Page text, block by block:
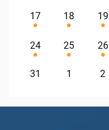
17 18 19
24 25 26
31 1 2